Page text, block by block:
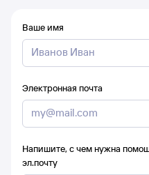
Ваше имя
Электронная почта
Напишите, с чем нужна
эл.почту